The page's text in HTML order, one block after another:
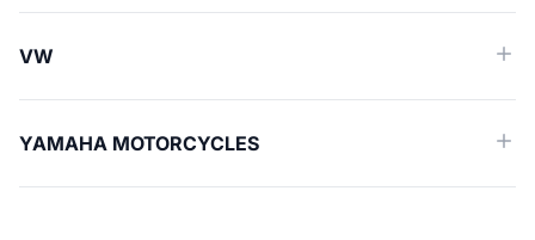
VW
YAMAHA MOTORCYCLES